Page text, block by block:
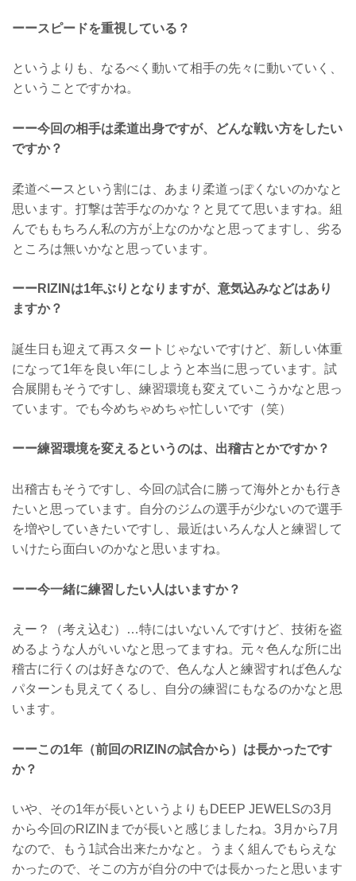
ーースピードを重視している？
というよりも、なるべく動いて相手の先々に動いていく、
ということですかね。
ーー今回の相手は柔道出身ですが、どんな戦い方をしたい
ですか？
柔道ベースという割には、あまり柔道っぽくないのかなと
思います。打撃は苦手なのかな？と見てて思いますね。組
んでももちろん私の方が上なのかなと思ってますし、劣る
ところは無いかなと思っています。
ーーRIZINは1年ぶりとなりますが、意気込みなどはあり
ますか？
誕生日も迎えて再スタートじゃないですけど、新しい体重
になって1年を良い年にしようと本当に思っています。試
合展開もそうですし、練習環境も変えていこうかなと思っ
ています。でも今めちゃめちゃ忙しいです（笑）
ーー練習環境を変えるというのは、出稽古とかですか？
出稽古もそうですし、今回の試合に勝って海外とかも行き
たいと思っています。自分のジムの選手が少ないので選手
を増やしていきたいですし、最近はいろんな人と練習して
いけたら面白いのかなと思いますね。
ーー今一緒に練習したい人はいますか？
えー？（考え込む）…特にはいないんですけど、技術を盗
めるような人がいいなと思ってますね。元々色んな所に出
稽古に行くのは好きなので、色んな人と練習すれば色んな
パターンも見えてくるし、自分の練習にもなるのかなと思
います。
ーーこの1年（前回のRIZINの試合から）は長かったです
か？
いや、その1年が長いというよりもDEEP JEWELSの3月
から今回のRIZINまでが長いと感じましたね。3月から7月
なので、もう1試合出来たかなと。うまく組んでもらえな
かったので、そこの方が自分の中では長かったと思います